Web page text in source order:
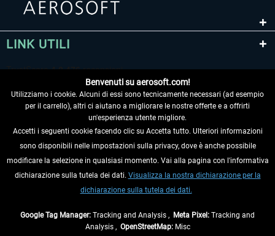
LINK UTILI
RECEDERE DAL CONTRATTO
INFORMAZIONI
Benvenuti su aerosoft.com!
Utilizziamo i cookie. Alcuni di essi sono tecnicamente necessari (ad esempio
per il carrello), altri ci aiutano a migliorare le nostre offerte e a offrirti
un'esperienza utente migliore.
Accetti i seguenti cookie facendo clic su Accetta tutto. Ulteriori informazioni
sono disponibili nelle impostazioni sulla privacy, dove è anche possibile
modificare la selezione in qualsiasi momento. Vai alla pagina con l'informativa
dichiarazione sulla tutela dei dati. Visualizza la nostra dichiarazione per la
dichiarazione sulla tutela dei dati.
Google Tag Manager: Tracking and Analysis , Meta Pixel: Tracking and
Analysis , OpenStreetMap:Misc